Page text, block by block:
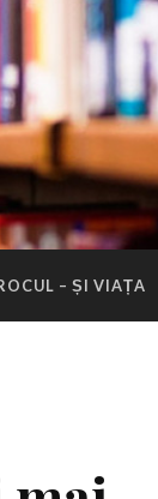
– ȘI VIAȚA